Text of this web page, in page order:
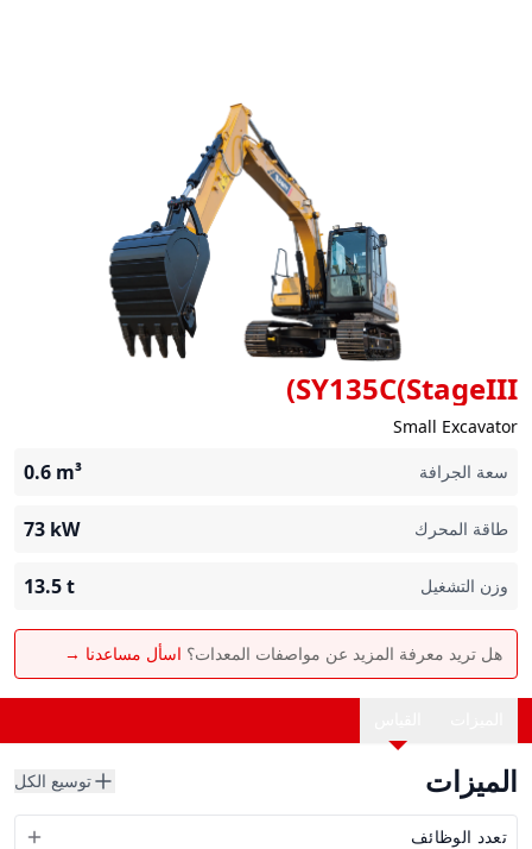
SY135C(StageIII)
Small Excavator
سعة الجرافة
0.6 m³
طاقة المحرك 73 kW
وزن التشغيل 13.5t
هل تريد معرفة المزيد عن مواصفات المعدات؟ اسأل مساعدنا →
الميزات توسيع الكل
تعدد الوظائف